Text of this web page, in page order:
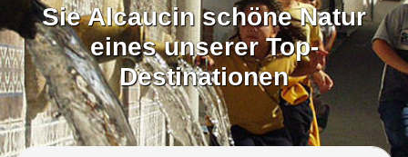
Sie Alcaucin schöne Natur
eines unserer Top-
Destinationen